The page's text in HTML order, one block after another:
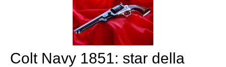
Colt Navy 1851: star della